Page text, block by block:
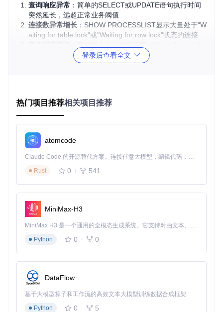
查询响应异常 ：简单的SELECT或UPDATE语句执行时间
突然延长，远超正常业务阈值
连接数异常增长 ：SHOW PROCESSLIST显示大量处于"W
aiting for table lock"或"Waiting for row lock"状态的连接
n trying to get lock"错误
资源利用率倒挂：CPU使用率升高但吞吐量下降，出现"忙
-- 查看当前锁等待情况
SELECT
  waiting_trx_id
  waiting_thread_id
  blocking_thread_id
AS 阻塞线程ID,
  wait_started
AS
输出示例
+----------------+----------------+----------------
+----------------+----------------+----------------
当发现等待时间超过业务可接受阈值（通常5秒）的锁等待
时，应立即启动诊断流程。
登录后查看全文
热门项目推荐相关项目推荐
atomcode
Claude Code 的开源替代方案。连接任意大模型，编辑代码，运行命令，自动验证 — 全自动执行。用 Rust 构建，极致性能。 ｜ An open-source alternative to Claude Code. Connect any LLM, edit code, run commands, and verify changes — autonomously. Built in Rust for speed. Get Started
Rust
0 541
MiniMax-H3
MiniMax H3 是一个通用的全模态生成系统。它支持对由文本、图像、视频和音频组成的多模态上下文进行统一理解，并能生成分辨率高达 2K、时长可达 15 秒的带原生立体声音频的视频。得益于面向任务泛化的系统设计，H3 在预训练阶段就已具备广泛的多模态上下文理解与生成能力，能够出色地执行复杂的多模态指令。
Python
0 0
DataFlow
基于大模型算子和工作流的高效文本大模型训练数据合成框架
Python
0 5